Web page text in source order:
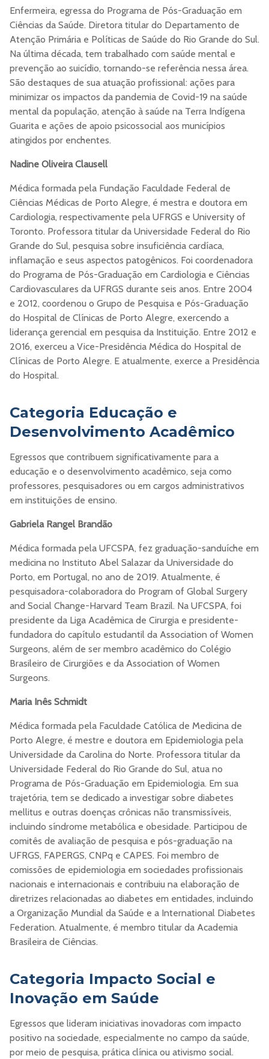
Enfermeira, egressa do Programa de Pós-Graduação em
Ciências da Saúde. Diretora titular do Departamento de
Atenção Primária e Políticas de Saúde do Rio Grande do Sul.
Na última década, tem trabalhado com saúde mental e
prevenção ao suicídio, tornando-se referência nessa área.
São destaques de sua atuação profissional: ações para
minimizar os impactos da pandemia de Covid-19 na saúde
mental da população, atenção à saúde na Terra Indígena
Guarita e ações de apoio psicossocial aos municípios
atingidos por enchentes.
Nadine Oliveira Clausell
Médica formada pela Fundação Faculdade Federal de
Ciências Médicas de Porto Alegre, é mestra e doutora em
Cardiologia, respectivamente pela UFRGS e University of
Toronto. Professora titular da Universidade Federal do Rio
Grande do Sul, pesquisa sobre insuficiência cardíaca,
inflamação e seus aspectos patogênicos. Foi coordenadora
do Programa de Pós-Graduação em Cardiologia e Ciências
Cardiovasculares da UFRGS durante seis anos. Entre 2004
e 2012, coordenou o Grupo de Pesquisa e Pós-Graduação
do Hospital de Clínicas de Porto Alegre, exercendo a
liderança gerencial em pesquisa da Instituição. Entre 2012 e
2016, exerceu a Vice-Presidência Médica do Hospital de
Clínicas de Porto Alegre. E atualmente, exerce a Presidência
do Hospital.
Categoria Educação e
Desenvolvimento Acadêmico
Egressos que contribuem significativamente para a
educação e o desenvolvimento acadêmico, seja como
professores, pesquisadores ou em cargos administrativos
em instituições de ensino.
Gabriela Rangel Brandão
Médica formada pela UFCSPA, fez graduação-sanduíche em
medicina no Instituto Abel Salazar da Universidade do
Porto, em Portugal, no ano de 2019. Atualmente, é
pesquisadora-colaboradora do Program of Global Surgery
and Social Change-Harvard Team Brazil. Na UFCSPA, foi
presidente da Liga Acadêmica de Cirurgia e presidente-
fundadora do capítulo estudantil da Association of Women
Surgeons, além de ser membro acadêmico do Colégio
Brasileiro de Cirurgiões e da Association of Women
Surgeons.
Maria Inês Schmidt
Médica formada pela Faculdade Católica de Medicina de
Porto Alegre, é mestre e doutora em Epidemiologia pela
Universidade da Carolina do Norte. Professora titular da
Universidade Federal do Rio Grande do Sul, atua no
Programa de Pós-Graduação em Epidemiologia. Em sua
trajetória, tem se dedicado a investigar sobre diabetes
mellitus e outras doenças crônicas não transmissíveis,
incluindo síndrome metabólica e obesidade. Participou de
comitês de avaliação de pesquisa e pós-graduação na
UFRGS, FAPERGS, CNPq e CAPES. Foi membro de
comissões de epidemiologia em sociedades profissionais
nacionais e internacionais e contribuiu na elaboração de
diretrizes relacionadas ao diabetes em entidades, incluindo
a Organização Mundial da Saúde e a International Diabetes
Federation. Atualmente, é membro titular da Academia
Brasileira de Ciências.
Categoria Impacto Social e
Inovação em Saúde
Egressos que lideram iniciativas inovadoras com impacto
positivo na sociedade, especialmente no campo da saúde,
por meio de pesquisa, prática clínica ou ativismo social.